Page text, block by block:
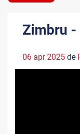
Zimbru
06 apr 2025 de